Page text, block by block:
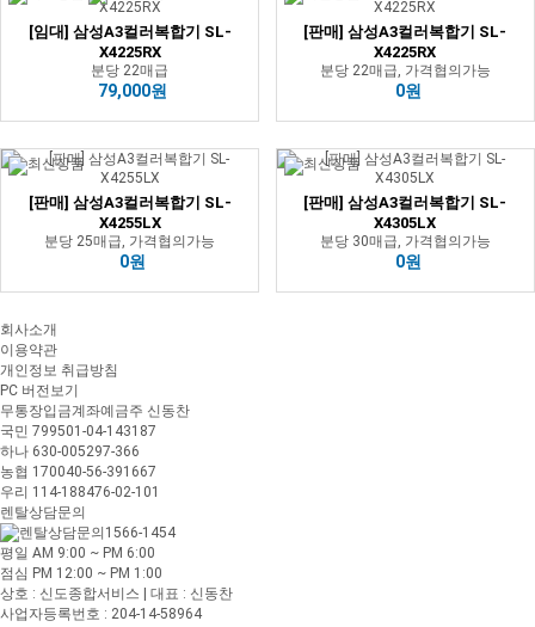
[임대] 삼성A3컬러복합기 SL-
X4225RX
분당 22매급
79,000원
[판매] 삼성A3컬러복합기 SL-
X4225RX
분당 22매급, 가격협의가능
0원
[판매] 삼성A3컬러복합기 SL-
X4255LX
분당 25매급, 가격협의가능
0원
[판매] 삼성A3컬러복합기 SL-
X4305LX
분당 30매급, 가격협의가능
0원
회사소개
이용약관
개인정보 취급방침
PC 버전보기
무통장입금계좌예금주 신동찬
국민 799501-04-143187
하나 630-005297-366
농협 170040-56-391667
우리 114-188476-02-101
렌탈상담문의
1566-1454
평일 AM 9:00 ~ PM 6:00
점심 PM 12:00 ~ PM 1:00
상호 : 신도종합서비스 | 대표 : 신동찬
사업자등록번호 : 204-14-58964